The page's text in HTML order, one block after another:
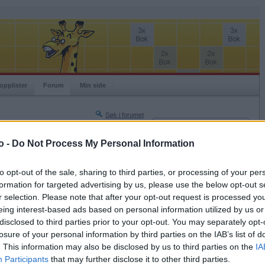
- Do Not Process My Personal Information
opt-out of the sale, sharing to third parties, or processing of your
for targeted advertising by us, please use the below opt-out
selection. Please note that after your opt-out request is processed
interest-based ads based on personal information utilized by us
to third parties prior to your opt-out. You may separately
of your personal information by third parties on the IAB’s list of
This information may also be disclosed by us to third parties on the
Participants that may further disclose it to other third parties.
Forum Min side
Søk i forumet
2020-10-08 14:29
fleste av oss: eldre, overvekt, hjerte (og mann!)
Brukernavn
Logg inn
Glemt ditt passord?
Få ny aktiveringslenke